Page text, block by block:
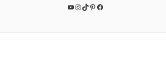
YouTube
Instagram
TikTok
Pinterest
Facebook